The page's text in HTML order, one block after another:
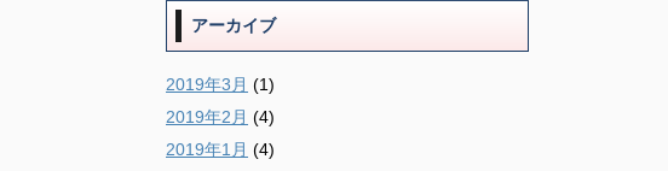
アーカイブ
2019年3月 (1)
2019年2月 (4)
2019年1月 (4)